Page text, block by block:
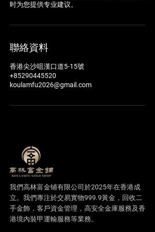
时为您提供专业建议。
聯絡資料
香港尖沙咀漢口道5-15號
+85290445520
koulamfu2026@gmail.com
我們​高林富金铺有限公司於2025年在香港成
立。我們專注於交易實物999.9黃金，回收二
手金飾，客戶資金管理，高安全金庫服務及香
港境內裝甲運輸服務等業務。